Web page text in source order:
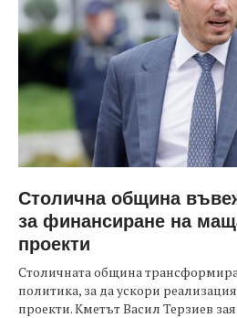
Столична община
за финансиране на
проекти
Столичната община
политика, за да ускори
проекти. Кметът Васил Терзиев